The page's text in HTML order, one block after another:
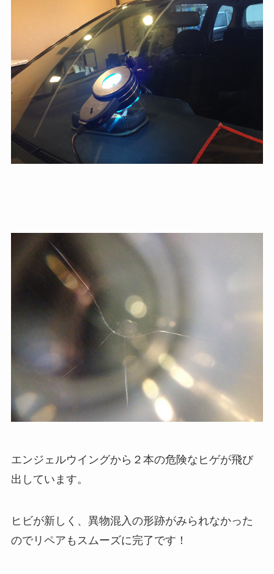
エンジェルウイングから２本の危険なヒゲが飛び
出しています。
ヒビが新しく、異物混入の形跡がみられなかった
のでリペアもスムーズに完了です！